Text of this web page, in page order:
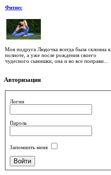
Фитнес
Моя подруга Людочка всегда была склонна к
полноте, а уже после рождения своего
чудесного сынишки, она и во все поправи...
Авторизация
Логин
Пароль
Запомнить меня